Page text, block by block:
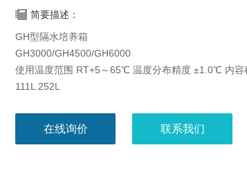
简要描述：
GH型隔水培养箱
GH3000/GH4500/GH6000
使用温度范围 RT+5～65℃ 温度分布精度 ±1.0℃ 内容
111L 252L
在线询价 联系我们